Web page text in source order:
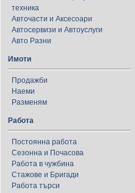
техника
Авточасти и Аксесоари
Автосервизи и Автоуслуги
Авто Разни
Имоти
Продажби
Наеми
Разменям
Работа
Постоянна работа
Сезонна и Почасова
Работа в чужбина
Стажове и Бригади
Работа търси